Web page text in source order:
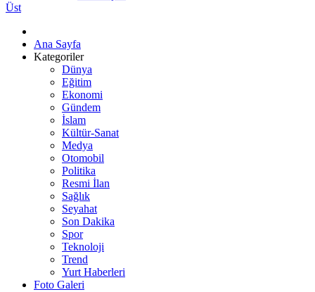
Üst
Ana Sayfa
Kategoriler
Dünya
Eğitim
Ekonomi
Gündem
İslam
Kültür-Sanat
Medya
Otomobil
Politika
Resmi İlan
Sağlık
Seyahat
Son Dakika
Spor
Teknoloji
Trend
Yurt Haberleri
Foto Galeri